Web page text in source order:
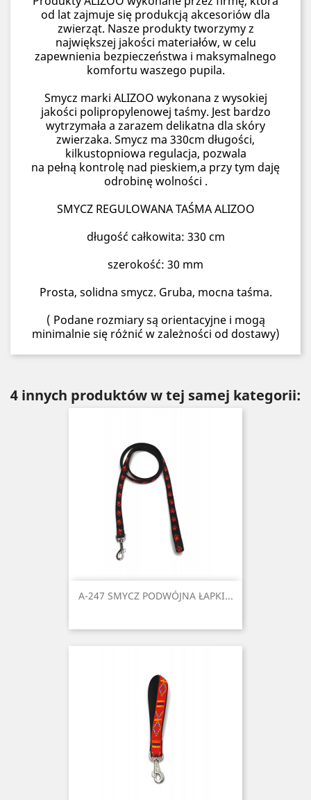
od lat zajmuje się produkcją akcesoriów dla
zwierząt. Nasze produkty tworzymy z
największej jakości materiałów, w celu
zapewnienia bezpieczeństwa i maksymalnego
komfortu waszego pupila.
Smycz marki ALIZOO wykonana z wysokiej
jakości polipropylenowej taśmy. Jest bardzo
wytrzymała a zarazem delikatna dla skóry
zwierzaka. Smycz ma 330cm długości,
kilkustopniowa regulacja, pozwala
na pełną kontrolę nad pieskiem,a przy tym daję
odrobinę wolności .
SMYCZ REGULOWANA TAŚMA ALIZOO
długość całkowita: 330 cm
szerokość: 30 mm
Prosta, solidna smycz. Gruba, mocna taśma.
( Podane rozmiary są orientacyjne i mogą
minimalnie się różnić w zależności od dostawy)
4 innych produktów w tej samej kategorii:
A-247 SMYCZ PODWÓJNA ŁAPKI...